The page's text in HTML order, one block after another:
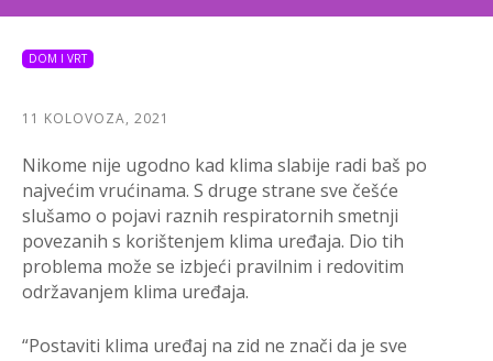
DOM I VRT
11 KOLOVOZA, 2021
Nikome nije ugodno kad klima slabije radi baš po
najvećim vrućinama. S druge strane sve češće
slušamo o pojavi raznih respiratornih smetnji
povezanih s korištenjem klima uređaja. Dio tih
problema može se izbjeći pravilnim i redovitim
održavanjem klima uređaja.
“Postaviti klima uređaj na zid ne znači da je sve